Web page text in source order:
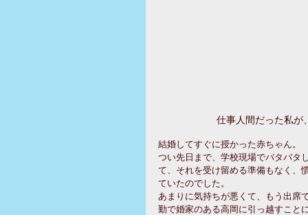
仕事人間だった私が
結婚してすぐに授かった赤ちゃん。
つい先日まで、学校現場でバタバタ
て、それを受け留める準備もなく、
ていたのでした。
あまりに気持ちが悪くて、もう出席
勤で婚家のある高岡に引っ越すこと